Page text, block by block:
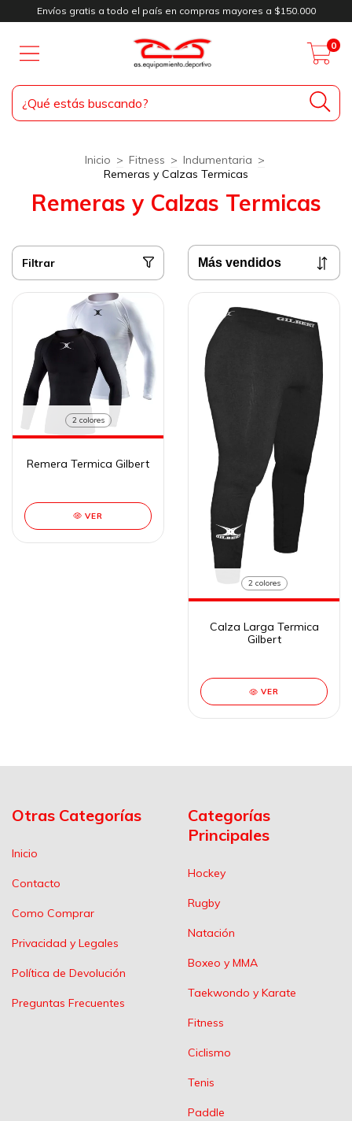
Envíos gratis a todo el país en compras mayores a $150.000
0
Inicio > Fitness > Indumentaria >
Remeras y Calzas Termicas
Remeras y Calzas Termicas
Filtrar
2 colores
Remera Termica Gilbert
VER
2 colores
Calza Larga Termica
Gilbert
VER
Otras Categorías
Inicio
Contacto
Como Comprar
Privacidad y Legales
Política de Devolución
Preguntas Frecuentes
Categorías
Principales
Hockey
Rugby
Natación
Boxeo y MMA
Taekwondo y Karate
Fitness
Ciclismo
Tenis
Paddle